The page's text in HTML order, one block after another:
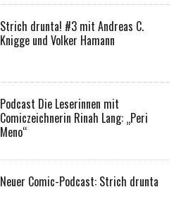
Strich drunta! #3 mit Andreas C.
Knigge und Volker Hamann
Podcast Die Leserinnen mit
Comiczeichnerin Rinah Lang: „Peri
Meno“
Neuer Comic-Podcast: Strich drunta